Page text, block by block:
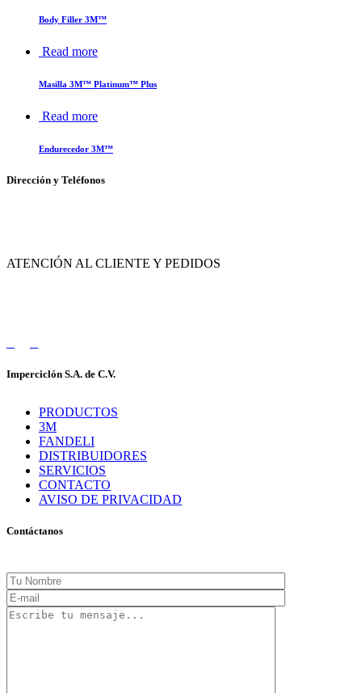
Body Filler 3M™
Read more
Masilla 3M™ Platinum™ Plus
Read more
Endurecedor 3M™
Dirección y Teléfonos
ATENCIÓN AL CLIENTE Y PEDIDOS
Imperciclón S.A. de C.V.
PRODUCTOS
3M
FANDELI
DISTRIBUIDORES
SERVICIOS
CONTACTO
AVISO DE PRIVACIDAD
Contáctanos